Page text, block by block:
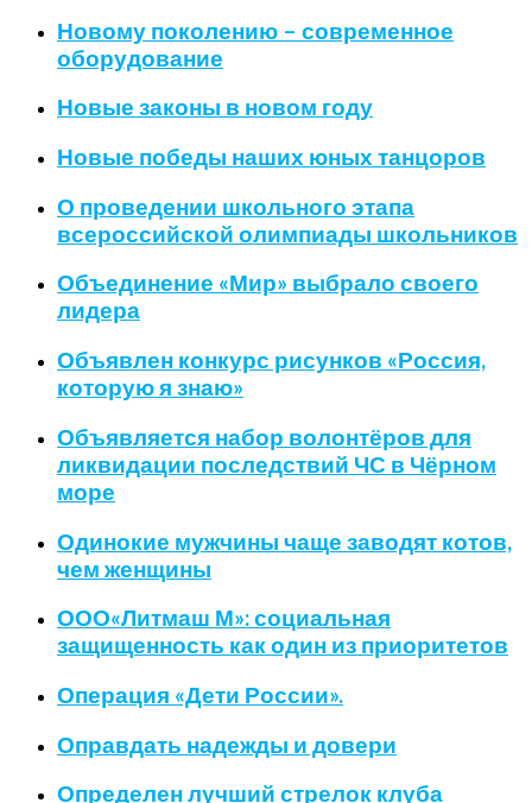
Новому поколению – современное
оборудование
Новые законы в новом году
Новые победы наших юных танцоров
О проведении школьного этапа
всероссийской олимпиады школьников
Объединение «Мир» выбрало своего
лидера
Объявлен конкурс рисунков «Россия,
которую я знаю»
Объявляется набор волонтёров для
ликвидации последствий ЧС в Чёрном
море
Одинокие мужчины чаще заводят котов,
чем женщины
ООО«Литмаш М»: социальная
защищенность как один из приоритетов
Операция «Дети России».
Оправдать надежды и довери
Определен лучший стрелок клуба